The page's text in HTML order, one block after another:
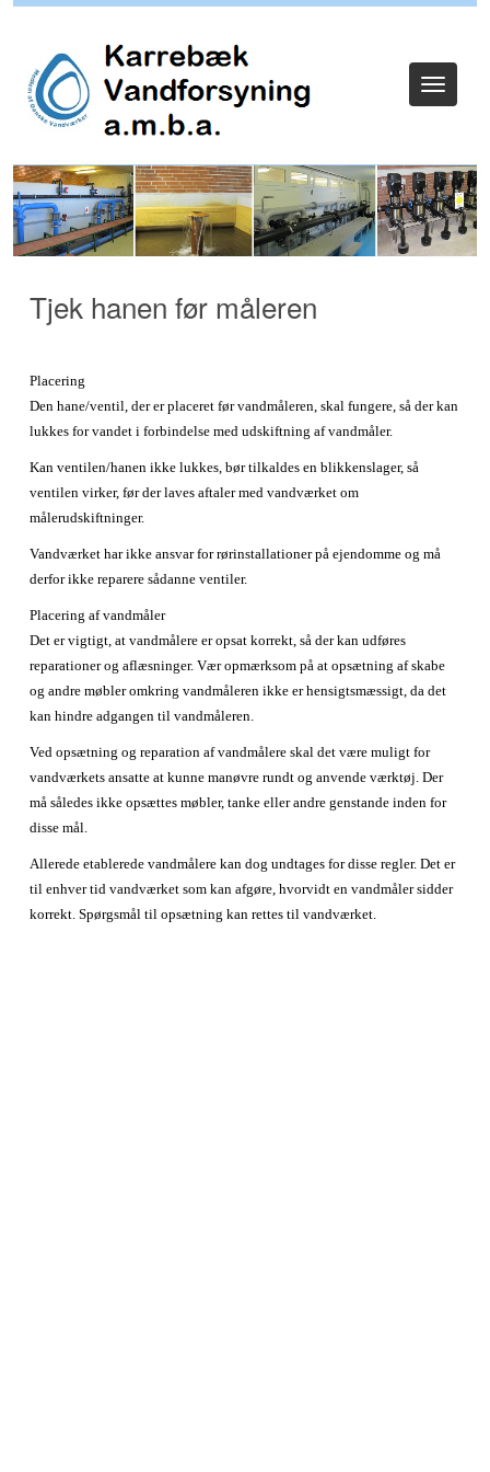
Toggle
Tjek hanen før måleren
Placering
Den hane/ventil, der er placeret før vandmåleren, skal fungere, så der kan
lukkes for vandet i forbindelse med udskiftning af vandmåler.
Kan ventilen/hanen ikke lukkes, bør tilkaldes en blikkenslager, så
ventilen virker, før der laves aftaler med vandværket om
målerudskiftninger.
Vandværket har ikke ansvar for rørinstallationer på ejendomme og må
derfor ikke reparere sådanne ventiler.
Placering af vandmåler
Det er vigtigt, at vandmålere er opsat korrekt, så der kan udføres
reparationer og aflæsninger. Vær opmærksom på at opsætning af skabe
og andre møbler omkring vandmåleren ikke er hensigtsmæssigt, da det
kan hindre adgangen til vandmåleren.
Ved opsætning og reparation af vandmålere skal det være muligt for
vandværkets ansatte at kunne manøvre rundt og anvende værktøj. Der
må således ikke opsættes møbler, tanke eller andre genstande inden for
disse mål.
Allerede etablerede vandmålere kan dog undtages for disse regler. Det er
til enhver tid vandværket som kan afgøre, hvorvidt en vandmåler sidder
korrekt. Spørgsmål til opsætning kan rettes til vandværket.